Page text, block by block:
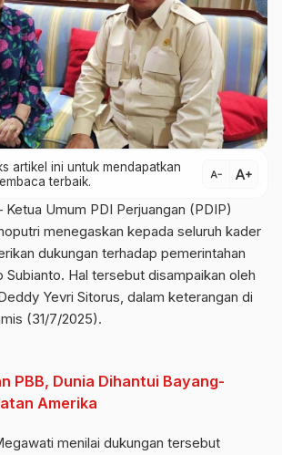
artikel ini untuk mendapatkan
terbaik.
text_decrease text_increase
Umum PDI Perjuangan (PDIP)
menegaskan kepada seluruh kader
dukungan terhadap pemerintahan
Subianto. Hal tersebut disampaikan oleh
Yevri Sitorus, dalam keterangan di
(31/7/2025).
PBB, Dunia Dihantui Bayang-
Amerika
menilai dukungan tersebut